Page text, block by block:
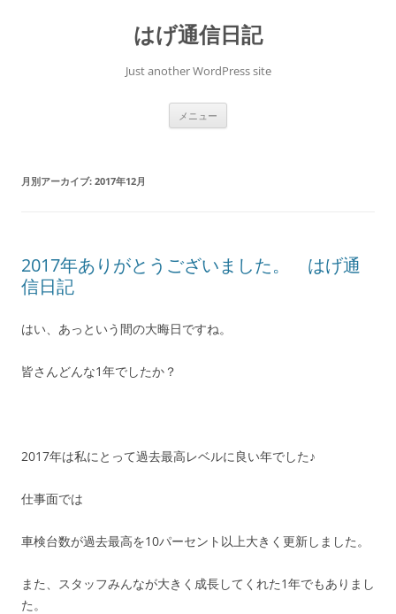
はげ通信日記
Just another WordPress site
メニュー
月別アーカイブ: 2017年12月
2017年ありがとうございました。 はげ通
信日記
はい、あっという間の大晦日ですね。
皆さんどんな1年でしたか？
2017年は私にとって過去最高レベルに良い年でした♪
仕事面では
車検台数が過去最高を10パーセント以上大きく更新しました。
また、スタッフみんなが大きく成長してくれた1年でもありまし
た。